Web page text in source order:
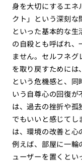
身を大切にするエネ
クト」という深刻
といった基本的な
の自殺とも呼ばれ
ません。セルフネ
を取り戻すためには
という危機感と、
いう自尊心の回復
は、過去の挫折や孤
でもいいと感じて
は、環境の改善と心
例えば、部屋に一輪
ューザーを置くと